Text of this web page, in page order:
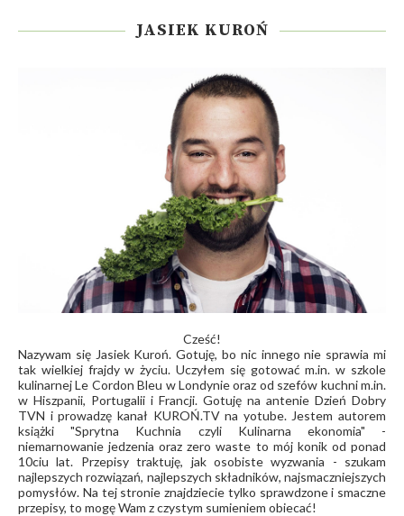
JASIEK KUROŃ
Cześć!
Nazywam się Jasiek Kuroń. Gotuję, bo nic innego nie sprawia mi
tak wielkiej frajdy w życiu. Uczyłem się gotować m.in. w szkole
kulinarnej Le Cordon Bleu w Londynie oraz od szefów kuchni m.in.
w Hiszpanii, Portugalii i Francji. Gotuję na antenie Dzień Dobry
TVN i prowadzę kanał KUROŃ.TVna yotube. Jestem autorem
książki "Sprytna Kuchnia czyli Kulinarna ekonomia" -
niemarnowanie jedzenia oraz zero waste to mój konik od ponad
10ciu lat. Przepisy traktuję, jak osobiste wyzwania - szukam
najlepszych rozwiązań, najlepszych składników, najsmaczniejszych
pomysłów. Na tej stronie znajdziecie tylko sprawdzone i smaczne
przepisy, to mogę Wam z czystym sumieniem obiecać!